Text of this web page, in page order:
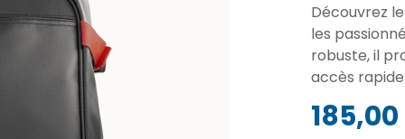
Découvrez
les
robuste, il
accès